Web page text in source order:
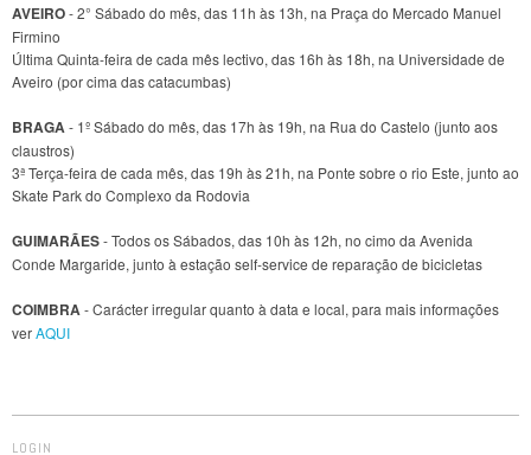
AVEIRO- 2° Sábado do mês, das 11h às 13h, na Praça do Mercado Manuel
Firmino
Última Quinta-feira de cada mês lectivo, das 16h às 18h, na Universidade de
Aveiro (por cima das catacumbas)
BRAGA- 1º Sábado do mês, das 17h às 19h, na Rua do Castelo (junto aos
claustros)
3ª Terça-feira de cada mês, das 19h às 21h, na Ponte sobre o rio Este, junto ao
Skate Park do Complexo da Rodovia
GUIMARÃES- Todos os Sábados, das 10h às 12h, no cimo da Avenida
Conde Margaride, junto à estação self-service de reparação de bicicletas
COIMBRA- Carácter irregular quanto à data e local, para mais informações
verAQUI
LOGIN